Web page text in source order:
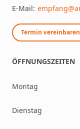
E-Mail:
Termin
ÖFFNUNGSZEITEN
Montag
Dienstag